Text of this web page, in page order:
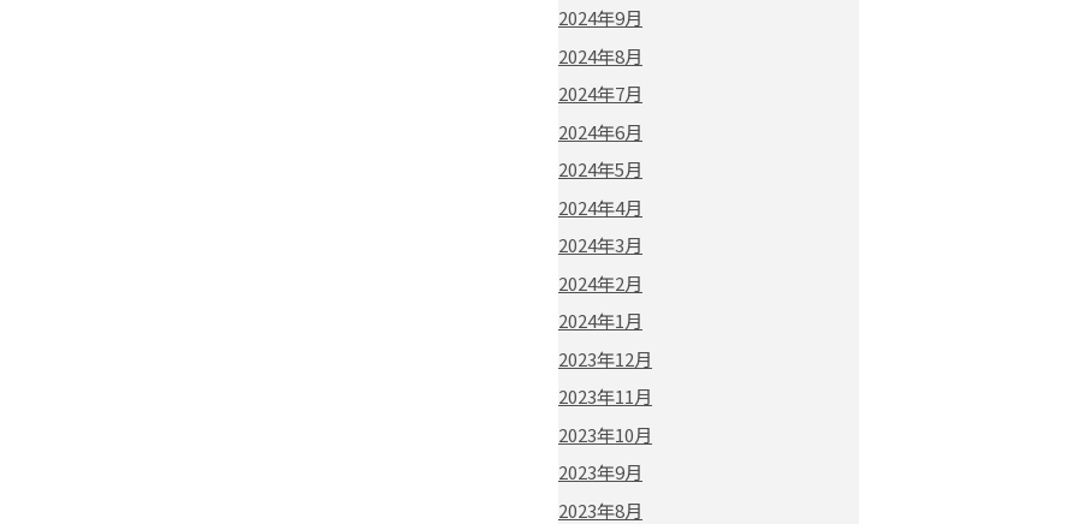
2024年9月
2024年8月
2024年7月
2024年6月
2024年5月
2024年4月
2024年3月
2024年2月
2024年1月
2023年12月
2023年11月
2023年10月
2023年9月
2023年8月